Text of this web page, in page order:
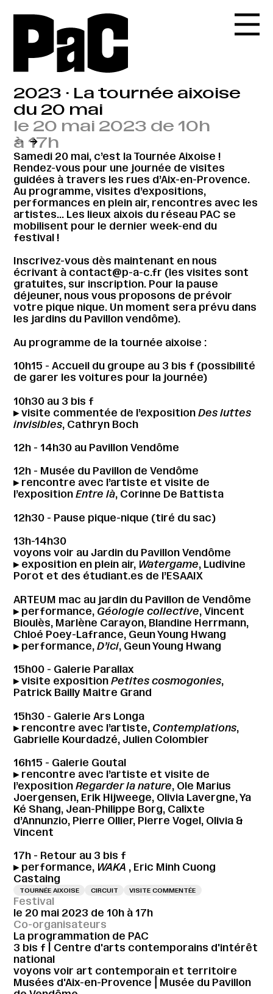
2023 · La tournée aixoise
du 20 mai
le 20 mai 2023 de 10h
à 17h
← →
Samedi 20 mai, c’est la Tournée Aixoise !
Rendez-vous pour une journée de visites
guidées à travers les rues d’Aix-en-Provence.
Au programme, visites d’expositions,
performances en plein air, rencontres avec les
artistes… Les lieux aixois du réseau PAC se
mobilisent pour le dernier week-end du
festival !
Inscrivez-vous dès maintenant en nous
écrivant à contact@p-a-c.fr (les visites sont
gratuites, sur inscription. Pour la pause
déjeuner, nous vous proposons de prévoir
votre pique nique. Un moment sera prévu dans
les jardins du Pavillon vendôme).
Au programme de la tournée aixoise :
10h15 - Accueil du groupe au 3 bis f (possibilité
de garer les voitures pour la journée)
10h30 au 3 bis f
▸ visite commentée de l’expositionDes luttes
invisibles, Cathryn Boch
12h - 14h30 au Pavillon Vendôme
12h - Musée du Pavillon de Vendôme
▸ rencontre avec l’artiste et visite de
l’expositionEntre là, Corinne De Battista
12h30 - Pause pique-nique (tiré du sac)
13h-14h30
voyons voir au Jardin du Pavillon Vendôme
▸ exposition en plein air, Watergame, Ludivine
Porot et des étudiant.es de l’ESAAIX
ARTEUM mac au jardin du Pavillon de Vendôme
▸ performance, Géologie collective, Vincent
Bioulès, Marlène Carayon, Blandine Herrmann,
Chloé Poey-Lafrance, Geun Young Hwang
▸ performance,D’ici, Geun Young Hwang
15h00 - Galerie Parallax
▸ visite expositionPetites cosmogonies,
Patrick Bailly Maitre Grand
15h30 - Galerie Ars Longa
▸ rencontre avec l’artiste, Contemplations,
Gabrielle Kourdadzé, Julien Colombier
16h15 - Galerie Goutal
▸ rencontre avec l’artiste et visite de
l’expositionRegarder la nature, Ole Marius
Joergensen, Erik Hijweege, Olivia Lavergne, Ya
Ké Shang, Jean-Philippe Borg, Calixte
d’Annunzio, Pierre Ollier, Pierre Vogel, Olivia &
Vincent
17h - Retour au 3 bis f
▸ performance, WAKA , Eric Minh Cuong
Castaing
TOURNÉE AIXOISE CIRCUIT VISITE COMMENTÉE
Festival
le 20 mai 2023 de 10h à 17h
Co-organisateurs
La programmation de PAC
3 bis f | Centre d'arts contemporains d'intérêt
national
voyons voir art contemporain et territoire
Musées d'Aix-en-Provence⎪Musée du Pavillon